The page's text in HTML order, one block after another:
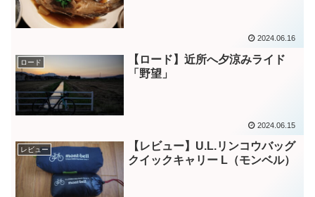
2024.06.16
ロード
【ロード】近所へ夕涼みライド
「野望」
2024.06.15
レビュー
【レビュー】U.L.リンコウバッグ
クイックキャリー L（モンベル）